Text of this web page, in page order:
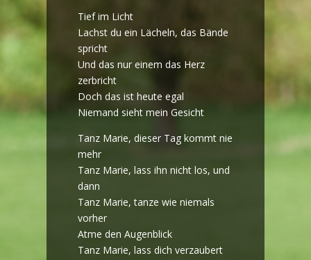
Tief im Licht
Lachst du ein Lächeln, das Bände
spricht
Und das nur einem das Herz
zerbricht
Doch das ist heute egal
Niemand sieht mein Gesicht
Tanz Marie, dieser Tag kommt nie
mehr
Tanz Marie, lass ihn nicht los, und
dann
Tanz Marie, tanze wie niemals
vorher
Atme den Augenblick
Tanz Marie, lass dich verzaubert